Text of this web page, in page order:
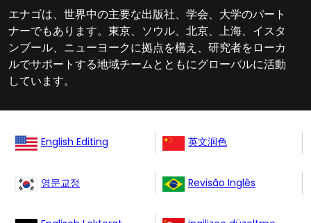
エナゴは、世界中の主要な出版社、学会、大学のパート
ナーでもあります。東京、ソウル、北京、上海、イスタ
ンブール、ニューヨークに拠点を構え、研究者をローカ
ルでサポートする地域チームとともにグローバルに活動
しています。
English Editing 英文润色
영문교정 Revisão Inglês